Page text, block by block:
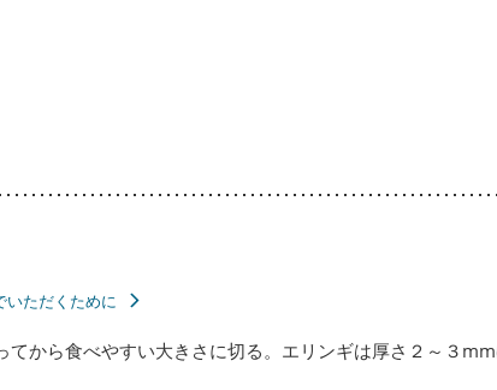
いただくために
てから食べやすい大きさに切る。エリンギは厚さ２～３mm